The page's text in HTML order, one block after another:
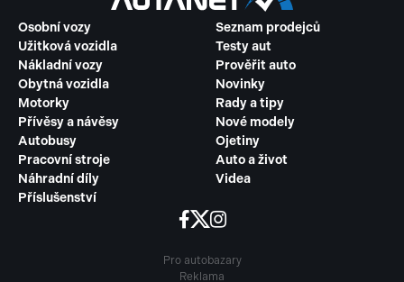
Osobní vozy
Užitková vozidla
Nákladní vozy
Obytná vozidla
Motorky
Přívěsy a návěsy
Autobusy
Pracovní stroje
Náhradní díly
Příslušenství
Seznam prodejců
Testy aut
Prověřit auto
Novinky
Rady a tipy
Nové modely
Ojetiny
Auto a život
Videa
Pro autobazary
Reklama